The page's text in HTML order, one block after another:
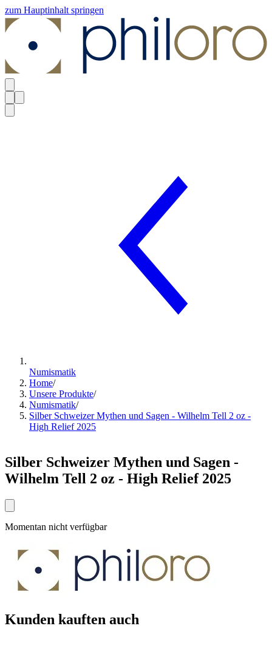
zum Hauptinhalt springen
Numismatik
Home/
Unsere Produkte/
Numismatik/
Silber Schweizer Mythen und Sagen - Wilhelm Tell 2 oz -
High Relief 2025
Silber Schweizer Mythen und Sagen -
Wilhelm Tell 2 oz - High Relief 2025
Momentan nicht verfügbar
Kunden kauften auch